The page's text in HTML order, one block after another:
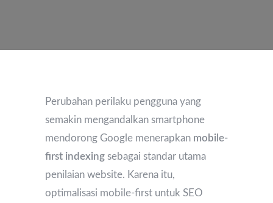
Perubahan perilaku pengguna yang
semakin mengandalkan smartphone
mendorong Google menerapkan mobile-
first indexing sebagai standar utama
penilaian website. Karena itu,
optimalisasi mobile-first untuk SEO